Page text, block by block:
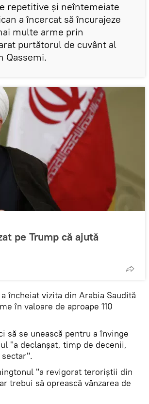
repetitive și neîntemeiate
a încercat să încurajeze
multe arme prin
purtătorul de cuvânt al
Qassemi.
pe Trump că ajută
încheiat vizita din Arabia Saudită
în valoare de aproape 110
să se unească pentru a învinge
"a declanșat, timp de decenii,
"a revigorat teroriștii din
trebui să oprească vânzarea de